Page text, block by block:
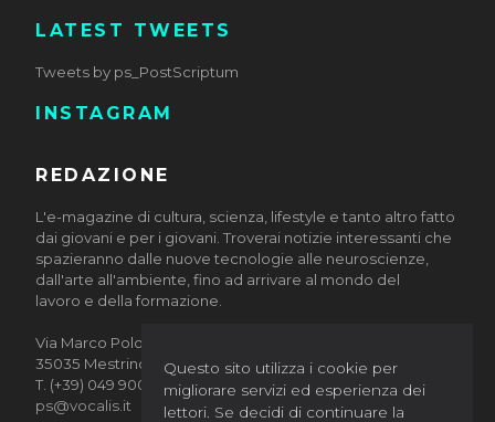
Questo sito utilizza i cookie per
migliorare servizi ed esperienza dei
lettori. Se decidi di continuare la
LATEST TWEETS
Tweets by ps_PostScriptum
INSTAGRAM
REDAZIONE
L'e-magazine di cultura, scienza, lifestyle e tanto altro fatto
dai giovani e per i giovani. Troverai notizie interessanti che
spazieranno dalle nuove tecnologie alle neuroscienze,
dall'arte all'ambiente, fino ad arrivare al mondo del
lavoro e della formazione.
Via Marco Polo, 10/12
35035 Mestrino (Padova)
T. (+39) 049 9002884
ps@vocalis.it